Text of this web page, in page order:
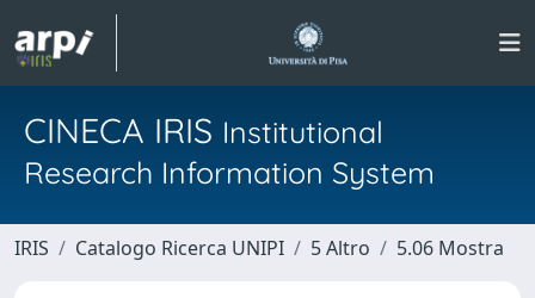
CINECA IRIS Institutional
Research Information System
IRIS Catalogo Ricerca UNIPI 5 Altro 5.06 Mostra